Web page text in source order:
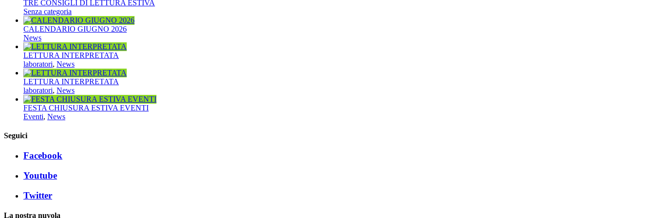
TRE CONSIGLI DI LETTURA ESTIVA
Senza categoria
CALENDARIO GIUGNO 2026
News
LETTURA INTERPRETATA
laboratori, News
LETTURA INTERPRETATA
laboratori, News
FESTA CHIUSURA ESTIVA EVENTI
Eventi, News
Seguici
Facebook
Youtube
Twitter
La nostra nuvola